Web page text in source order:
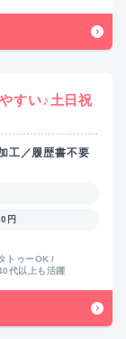
すい♪土日祝
工／履歴書不要
円
トゥーOK
代以上も活躍